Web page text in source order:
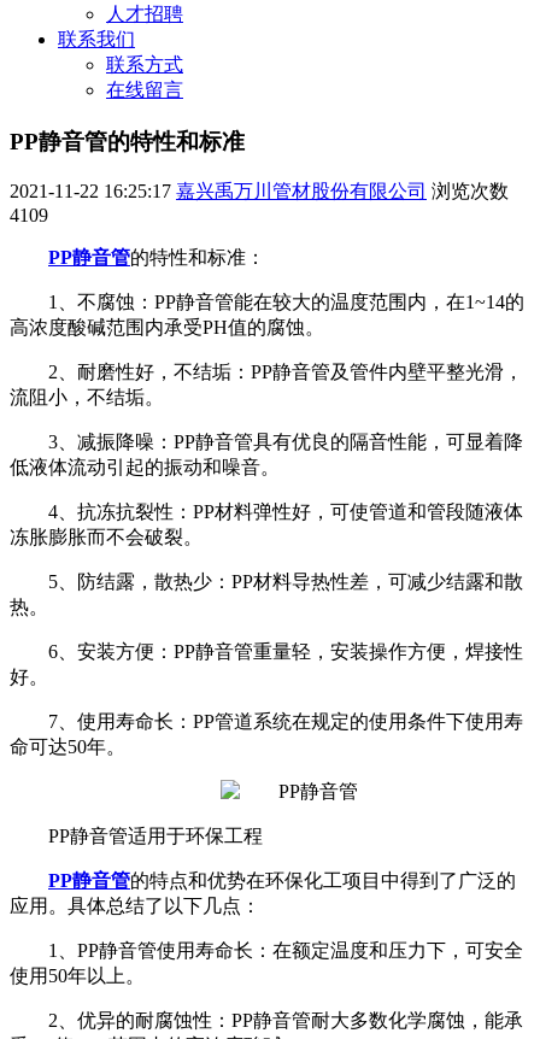
人才招聘
联系我们
联系方式
在线留言
PP静音管的特性和标准
2021-11-22 16:25:17 嘉兴禹万川管材股份有限公司 浏览次数
4109
PP静音管的特性和标准：
1、不腐蚀：PP静音管能在较大的温度范围内，在1~14的
高浓度酸碱范围内承受PH值的腐蚀。
2、 耐磨性好，不结垢：PP静音管及管件内壁平整光滑，
流阻小，不结垢。
3、减振降噪：PP静音管具有优良的隔音性能，可显着降
低液体流动引起的振动和噪音。
4、 抗冻抗裂性：PP材料弹性好，可使管道和管段随液体
冻胀膨胀而不会破裂。
5、防结露，散热少：PP材料导热性差，可减少结露和散
热。
6、 安装方便：PP静音管重量轻，安装操作方便，焊接性
好。
7、使用寿命长：PP管道系统在规定的使用条件下使用寿
命可达50年。
PP静音管适用于环保工程
PP静音管的特点和优势在环保化工项目中得到了广泛的
应用。具体总结了以下几点：
1、PP静音管使用寿命长：在额定温度和压力下，可安全
使用50年以上。
2、优异的耐腐蚀性：PP静音管耐大多数化学腐蚀，能承